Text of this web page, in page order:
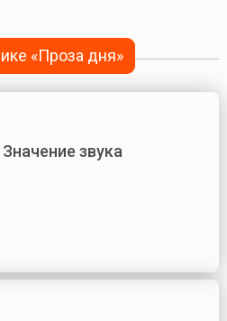
«Проза дня»
Значение звука